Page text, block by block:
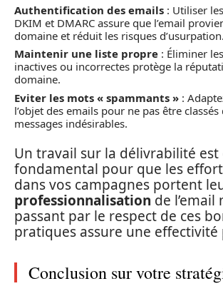
Authentification des emails : Utiliser
DKIM et DMARC assure que l’email
domaine et réduit les risques d’usurpation.
Maintenir une liste propre : Éliminer
inactives ou incorrectes protège la
domaine.
Eviter les mots « spammants » :
l’objet des emails pour ne pas être classés
messages indésirables.
Un travail sur la délivrabilité est
fondamental pour que les
dans vos campagnes portent
professionnalisation de
passant par le respect de ces
pratiques assure une effectivité
Conclusion sur votre